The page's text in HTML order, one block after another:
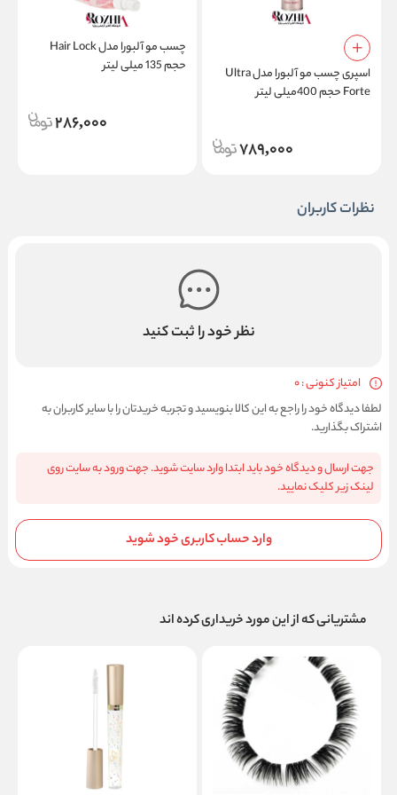
اسپری چسب مو آلبورا مدل Ultra
Forte حجم 400میلی لیتر
789,000
چسب مو آلبورا مدل Hair Lock
حجم 135 میلی لیتر
286,000
نظرات کاربران
نظر خود را ثبت کنید
امتیاز کنونی : 0
لطفا دیدگاه خود را راجع به این کالا بنویسید و تجربه خریدتان را با سایر کاربران به
اشتراک بگذارید.
جهت ارسال و دیدگاه خود باید ابتدا وارد سایت شوید. جهت ورود به سایت روی
لینک زیر کلیک نمایید.
وارد حساب کاربری خود شوید
مشتریانی که از این مورد خریداری کرده اند